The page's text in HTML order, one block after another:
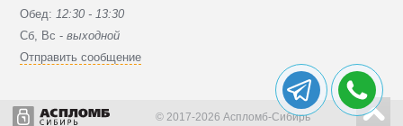
Обед: 12:30 - 13:30
Сб, Вc -выходной
Отправить сообщение
© 2017-2026 Аспломб-Сибирь